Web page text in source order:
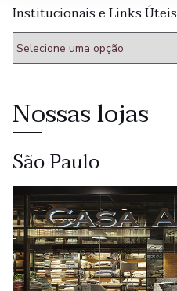
Institucionais e Links Úteis
Nossas lojas
São Paulo